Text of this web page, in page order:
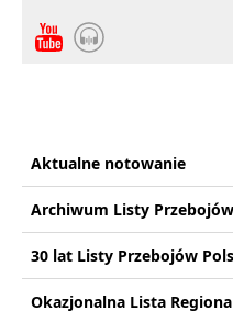
Aktualne notowanie
Archiwum Listy Przebojów
30 lat Listy Przebojów
Okazjonalna Lista